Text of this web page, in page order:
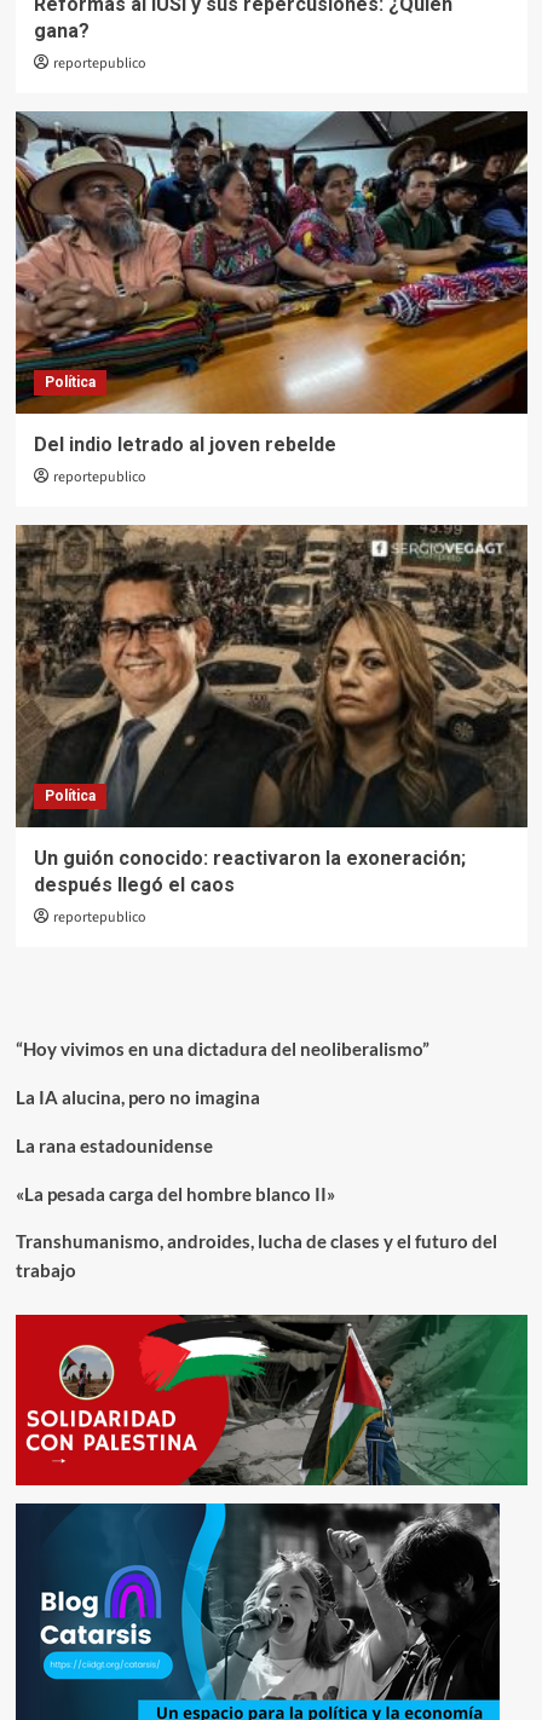
gana?
reportepublico
Política
Del indio letrado al joven rebelde
reportepublico
Política
Un guión conocido: reactivaron la exoneración;
después llegó el caos
reportepublico
“Hoy vivimos en una dictadura del neoliberalismo”
La IA alucina, pero no imagina
La rana estadounidense
«La pesada carga del hombre blanco II»
Transhumanismo, androides, lucha de clases y el futuro del
trabajo